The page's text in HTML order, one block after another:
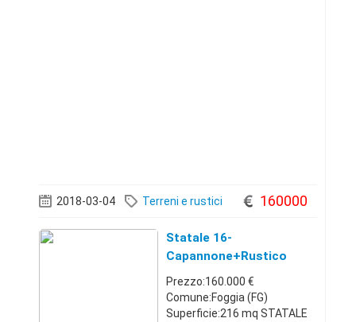
2018-03-04 Terreni e rustici 160000
Statale 16-
Capannone+rustico
Prezzo:160.000 €
Comune:Foggia (FG)
Superficie:216 mq STATALE